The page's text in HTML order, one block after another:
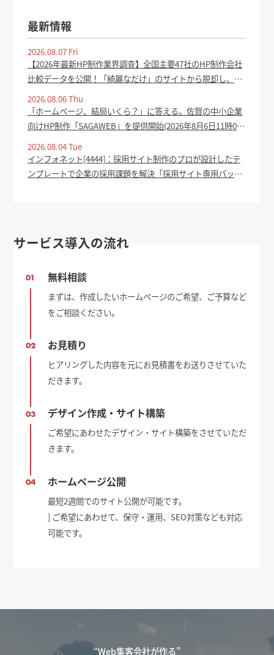
最新情報
2026.08.07 Fri
【2026年最新HP制作業界調査】全国主要47社のHP制作会社
比較データを公開！「綺麗なだけ」のサイトから脱却し、集
客成果を生むホームページの共通点を分析 - PR TIMES
2026.08.06 Thu
「ホームページ、結局いくら？」に答える。佐賀の中小企業
向けHP制作「SAGAWEB」を提供開始(2026年8月6日11時0
2026.08.04 Tue
インフォネット[4444]：採用サイト制作のプロが設計したテ
ンプレートで企業の採用課題を解決「採用サイト専用パッケ
サービス導入の流れ
01 無料相談
まずは、作成したいホームページのご希望、ご予算など
をご相談ください。
02 お見積り
ヒアリングした内容を元にお見積書をお送りさせていた
だきます。
03 デザイン作成・サイト構築
ご希望にあわせたデザイン・サイト構築をさせていただ
きます。
04 ホームページ公開
最短2週間でのサイト公開が可能です。
] ご希望にあわせて、保守・運用、SEO対策なども対応
可能です。
“Web集客会社が作る”